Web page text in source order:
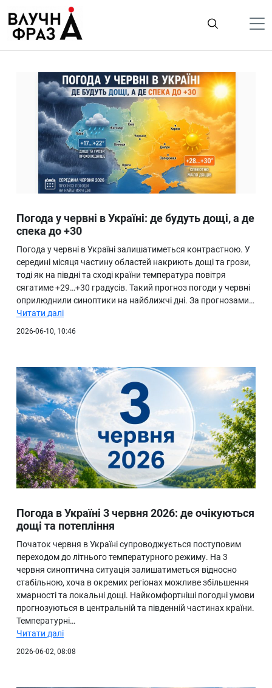
содержимому
Гроші
Життя
Лайфстайл
ТехноНаука
Людина
Ukraine
Про нас
Погода у червні в Україні: де будуть дощі, а де
спека до +30
Погода у червні в Україні залишатиметься контрастною. У
середині місяця частину областей накриють дощі та грози,
тоді як на півдні та сході країни температура повітря
сягатиме +29…+30 градусів. Такий прогноз погоди у червні
оприлюднили синоптики на найближчі дні. За прогнозами…
Читати далі
2026-06-10, 10:46
Погода в Україні 3 червня 2026: де очікуються
дощі та потепління
Початок червня в Україні супроводжується поступовим
переходом до літнього температурного режиму. На 3
червня синоптична ситуація залишатиметься відносно
стабільною, хоча в окремих регіонах можливе збільшення
хмарності та локальні дощі. Найкомфортніші погодні умови
прогнозуються в центральній та південній частинах країни.
Температурні…
Читати далі
2026-06-02, 08:08